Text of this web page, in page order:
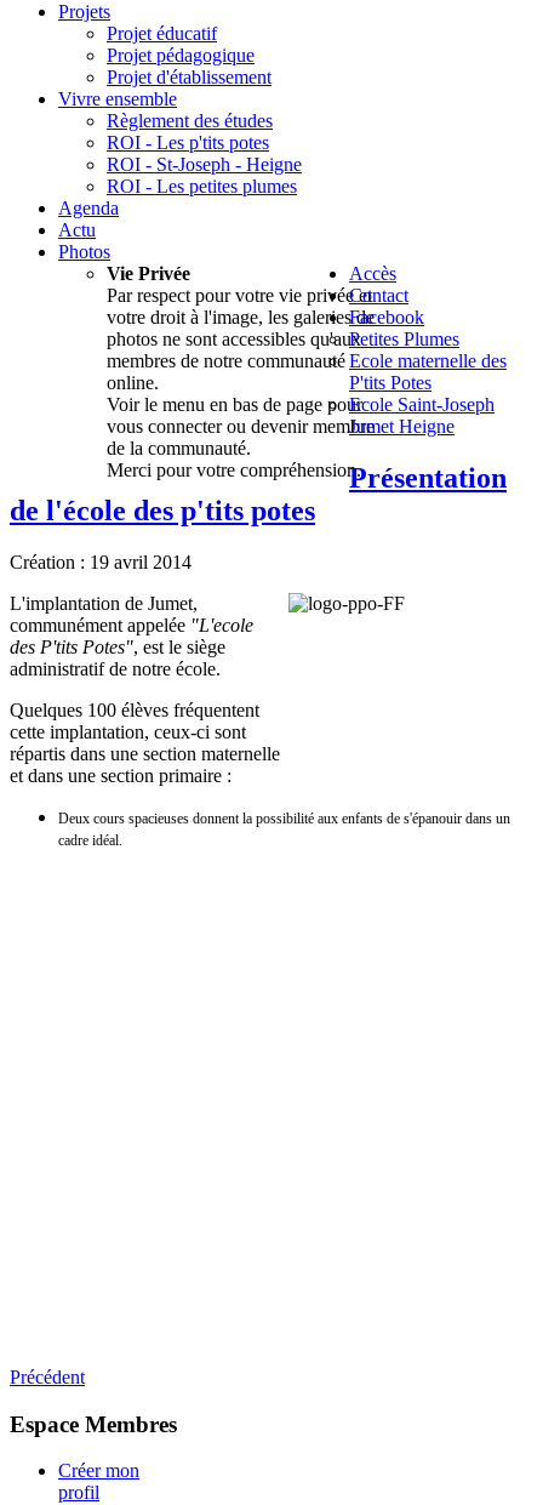
Projets
Projet éducatif
Projet pédagogique
Projet d'établissement
Vivre ensemble
Règlement des études
ROI - Les p'tits potes
ROI - St-Joseph - Heigne
ROI - Les petites plumes
Agenda
Actu
Photos
Vie Privée
Par respect pour votre vie privée et
votre droit à l'image, les galeries de
photos ne sont accessibles qu'aux
membres de notre communauté
online.
Voir le menu en bas de page pour
vous connecter ou devenir membre
de la communauté.
Merci pour votre compréhension.
Accès
Contact
Facebook
Petites Plumes
Ecole maternelle des
P'tits Potes
Ecole Saint-Joseph
Jumet Heigne
Présentation
de l'école des p'tits potes
Création : 19 avril 2014
L'implantation de Jumet,
communément appelée "L'ecole
des P'tits Potes", est le siège
administratif de notre école.
Quelques 100 élèves fréquentent
cette implantation, ceux-ci sont
répartis dans une section maternelle
et dans une section primaire :
Deux cours spacieuses donnent la possibilité aux enfants de s'épanouir dans un
cadre idéal.
Précédent
Espace Membres
Créer mon
profil